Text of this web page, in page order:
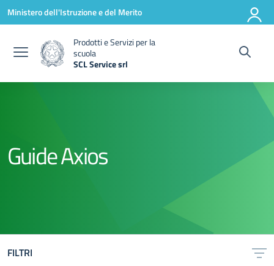
Vai ai contenuti
Vai al menu di navigazione
Vai al footer
Ministero dell'Istruzione e del Merito
Prodotti e Servizi per la
scuola
SCL Service srl
Guide Axios
FILTRI